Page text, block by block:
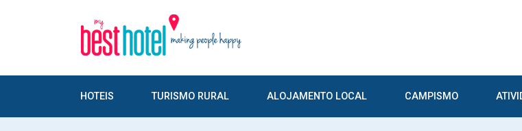
HOTEIS TURISMO RURAL ALOJAMENTO LOCAL CAMPISMO